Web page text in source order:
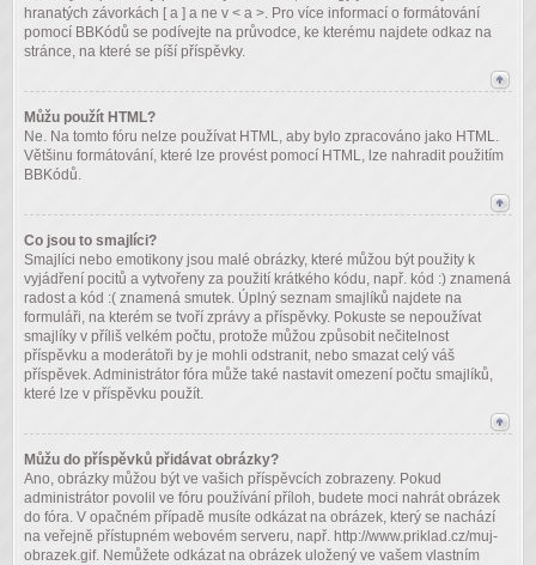
hranatých závorkách [ a ] a ne v < a >. Pro více informací o formátování
pomocí BBKódů se podívejte na průvodce, ke kterému najdete odkaz na
stránce, na které se píší příspěvky.
Můžu použít HTML?
Ne. Na tomto fóru nelze používat HTML, aby bylo zpracováno jako HTML.
Většinu formátování, které lze provést pomocí HTML, lze nahradit použitím
BBKódů.
Co jsou to smajlíci?
Smajlíci nebo emotikony jsou malé obrázky, které můžou být použity k
vyjádření pocitů a vytvořeny za použití krátkého kódu, např. kód :) znamená
radost a kód :( znamená smutek. Úplný seznam smajlíků najdete na
formuláři, na kterém se tvoří zprávy a příspěvky. Pokuste se nepoužívat
smajlíky v příliš velkém počtu, protože můžou způsobit nečitelnost
příspěvku a moderátoři by je mohli odstranit, nebo smazat celý váš
příspěvek. Administrátor fóra může také nastavit omezení počtu smajlíků,
které lze v příspěvku použít.
Můžu do příspěvků přidávat obrázky?
Ano, obrázky můžou být ve vašich příspěvcích zobrazeny. Pokud
administrátor povolil ve fóru používání příloh, budete moci nahrát obrázek
do fóra. V opačném případě musíte odkázat na obrázek, který se nachází
na veřejně přístupném webovém serveru, např. http://www.priklad.cz/muj-
obrazek.gif. Nemůžete odkázat na obrázek uložený ve vašem vlastním